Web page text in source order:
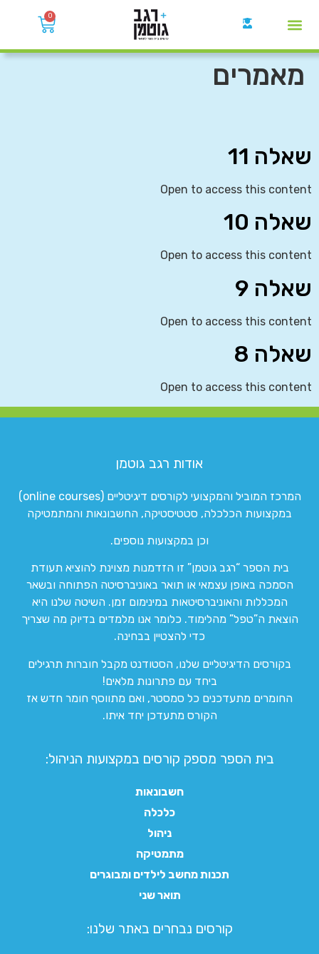
0
מאמרים
שאלה 11
Open to access this content
שאלה 10
Open to access this content
שאלה 9
Open to access this content
שאלה 8
Open to access this content
אודות רגב גוטמן
המרכז המוביל והמקצועי לקורסים דיגיטליים (online courses)
במקצועות הכלכלה, סטטיסטיקה, החשבונאות והמתמטיקה
וכן במקצועות נוספים.
בית הספר “רגב גוטמן” זו הזדמנות מצוינת להוציא תעודת
הסמכה באופן עצמאי או תואר באוניברסיטה הפתוחה ובשאר
המכללות והאוניברסיטאות במינימום זמן. השיטה שלנו היא
הוצאת ה”טפל” מהלימוד. כלומר אנו מלמדים בדיוק מה שצריך
כדי להצטיין בבחינה.
בקורסים הדיגיטליים שלנו, הסטודנט מקבל חוברות תרגילים
ביחד עם פתרונות מלאים!
החומרים מתעדכנים כל סמסטר, ואם מתווסף חומר חדש אז
הקורס מתעדכן יחד איתו.
בית הספר מספק קורסים במקצועות הניהול:
חשבונאות
כלכלה
ניהול
מתמטיקה
תכנות מחשב לילדים ומבוגרים
תואר שני
קורסים נבחרים באתר שלנו:​